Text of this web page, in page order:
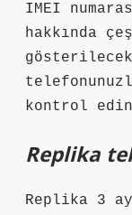
IMEI
hakkında
kontrol
Replika
Replika 3